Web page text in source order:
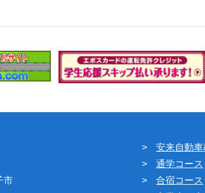
市
安来自動
通学コース
合宿コース